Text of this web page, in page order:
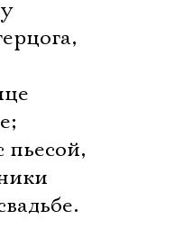
пьесой,